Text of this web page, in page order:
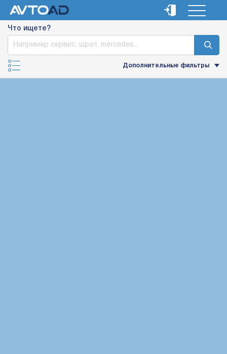
Что ищете?
Дополнительные фильтры